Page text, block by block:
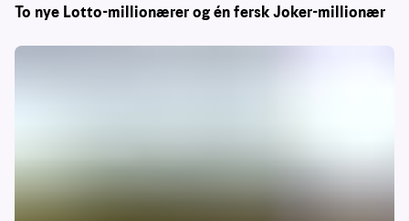
To nye Lotto-millionærer og én fersk Joker-millionær